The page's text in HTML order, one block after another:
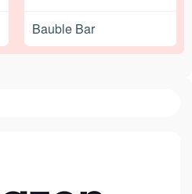
Bauble Bar